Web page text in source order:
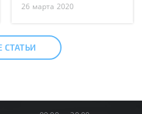
26 марта 2020
СТАТЬИ